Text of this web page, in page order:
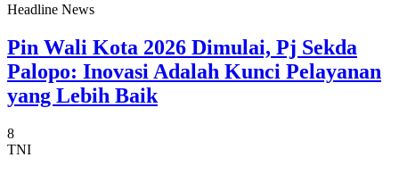
Headline News
Pin Wali Kota 2026 Dimulai, Pj Sekda
Palopo: Inovasi Adalah Kunci Pelayanan
yang Lebih Baik
8
TNI